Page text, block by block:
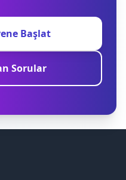
Başlat
Sorular